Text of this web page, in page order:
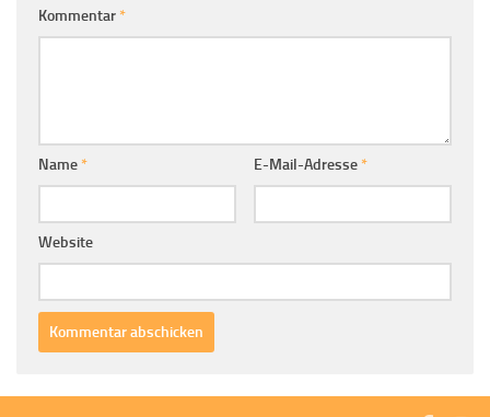
Kommentar *
Name * E-Mail-Adresse *
Website